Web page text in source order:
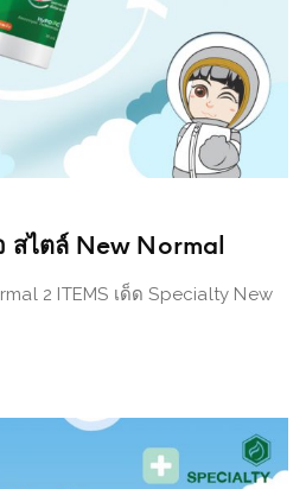
สไตล์ New Normal
2 ITEMS เด็ด Specialty New